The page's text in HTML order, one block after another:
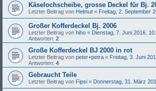
Käselochscheibe, grosse Deckel für Bj.
Letzter Beitrag von Helmut « Freitag, 2. September
Großer Kofferdeckel Bj. 2006
Letzter Beitrag von hiho « Dienstag, 7. Juni 2016,
Antworten: 2
Große Kofferdeckel BJ 2000 in rot
Letzter Beitrag von peter+petra « Freitag, 3. Juni
Antworten: 4
Gebraucht Teile
Letzter Beitrag von Fipsi « Donnerstag, 31. März